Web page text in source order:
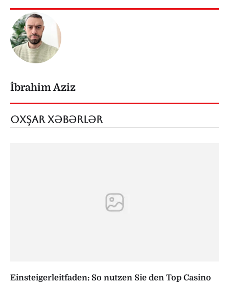
İbrahim Aziz
OXŞAR XƏBƏRLƏR
Einsteigerleitfaden: So nutzen Sie den Top Casino